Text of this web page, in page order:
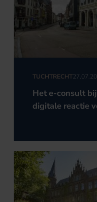
TUCHTRECHT
Het e-consult
digitale reactie